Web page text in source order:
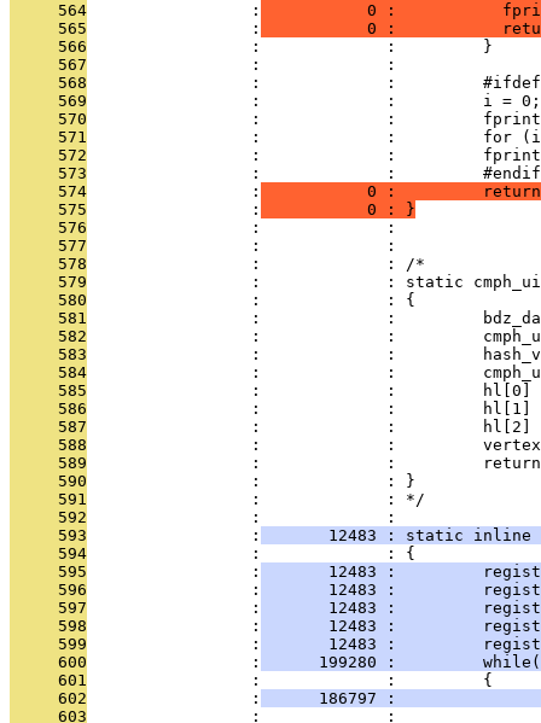
     564
                 :
0 :
     565
                 :
0 :
     566
                 :             :         }
     567
                 :             :
     568
:             :
     569
                 :             :         i = 0;
     570
:             :
     571
:             :         for
     572
:             :
     573
                 :             :         #endif
     574
                 :
0 :
     575
                 :
           0 : }
     576
:
     577
                 :             :
     578
                 :             : /*
     579
:             : static
     580
                 :             : {
     581
:             :
     582
:             :
     583
:             :
     584
:             :
     585
:             :         hl[0]
     586
:             :         hl[1]
     587
:             :
     588
:             :
     589
:             :
     590
                 :             : }
     591
                 :             : */
     592
                 :             :
     593
                 :
12483 : static inline
     594
                 :             : {
     595
                 :
12483 :
     596
                 :
12483 :
     597
                 :
12483 :
     598
                 :
12483 :
     599
                 :
12483 :
     600
                 :
199280 :
     601
                 :             :         {
     602
                 :
186797 :
     603
: